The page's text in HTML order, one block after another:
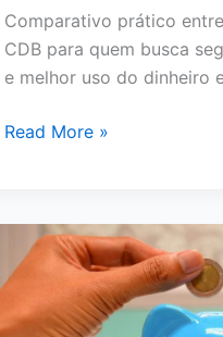
Comparativo prático
CDB para quem busca
e melhor uso do dinheiro
Tesouro
Qual
Vale
a
Read More »